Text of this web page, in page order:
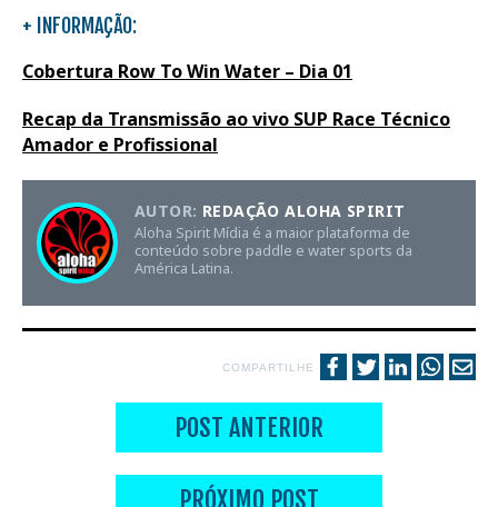
+ INFORMAÇÃO:
Cobertura Row To Win Water – Dia 01
Recap da Transmissão ao vivo SUP Race Técnico
Amador e Profissional
AUTOR: REDAÇÃO ALOHA SPIRIT
Aloha Spirit Mídia é a maior plataforma de
conteúdo sobre paddle e water sports da
América Latina.
COMPARTILHE
POST ANTERIOR
PRÓXIMO POST